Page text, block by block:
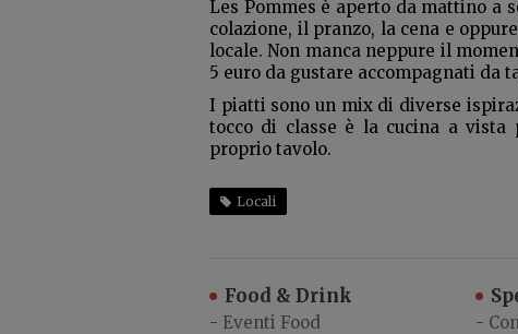
Les Pommes è aperto da mattino a
colazione, il pranzo, la cena e
locale. Non manca neppure il
5 euro da gustare accompagnati da
I piatti sono un mix di diverse
tocco di classe è la cucina a
proprio tavolo.
Locali
Food & Drink
- Eventi Food
-